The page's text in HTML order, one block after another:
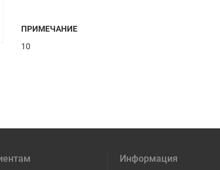
ПРИМЕЧАНИЕ
10
Информация